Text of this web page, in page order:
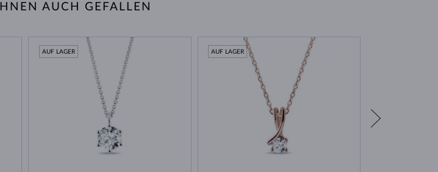
AUCH GEFALLEN
AUF LAGER AUF LAGER